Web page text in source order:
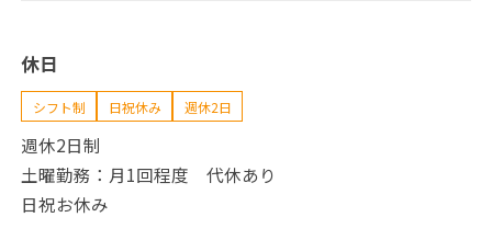
休日
シフト制 日祝休み 週休2日
週休2日制
土曜勤務：月1回程度 代休あり
日祝お休み